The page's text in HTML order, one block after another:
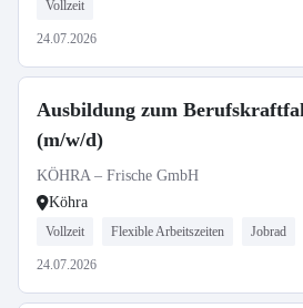
Vollzeit
24.07.2026
Ausbildung zum
(m/w/d)
KÖHRA – Frische GmbH
Köhra
Vollzeit Flexible Arbeitszeiten Jobrad
24.07.2026